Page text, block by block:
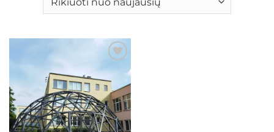
Mėgstamiausias